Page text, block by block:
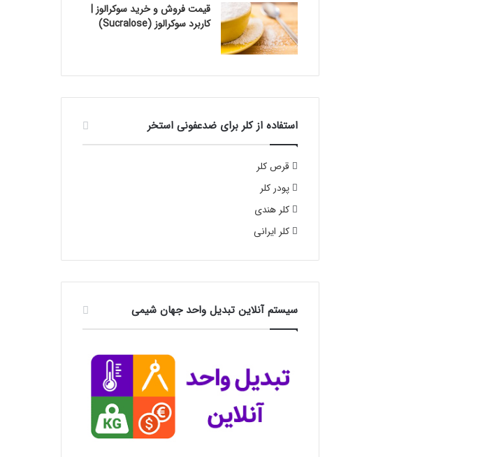
قیمت فروش و خرید سوکرالوز |
کاربرد سوکرالوز (Sucralose)
استفاده از کلر برای ضدعفونی استخر
قرص کلر
پودر کلر
کلر هندی
کلر ایرانی
سیستم آنلاین تبدیل واحد جهان شیمی